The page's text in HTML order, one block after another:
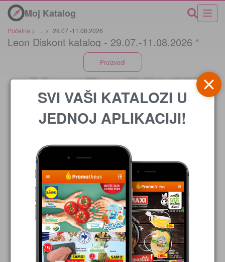
Moj Katalog
Početna > > 29.07.-11.08.2026
Leon Diskont katalog - 29.07.-11.08.2026 *
Proizvodi
SVI VAŠI KATALOZI U
JEDNOJ APLIKACIJI!